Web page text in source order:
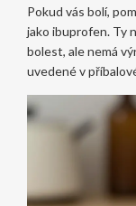
Pokud vás bolí,
jako ibuprofen. Ty
bolest, ale nemá
uvedené v